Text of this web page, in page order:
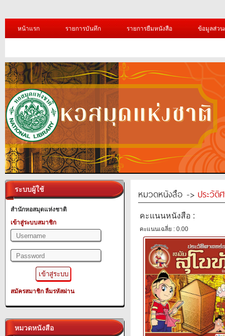
หน้าแรก รายการบันทึก รายการยืมหนังสือ ข้อมูลส่ว
ระบบผู้ใช้
สำนักหอสมุดแห่งชาติ
เข้าสู่ระบบสมาชิก
สมัครสมาชิก ลืมรหัสผ่าน
หมวดหนังสือ
หมวดหนังสือ -> ประวัติ
คะแนนหนังสือ :
คะแนนเฉลี่ย : 0.00